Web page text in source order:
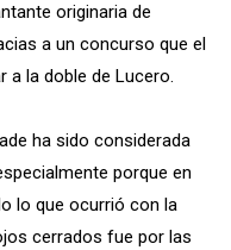
originaria de
a un concurso que el
la doble de Lucero.
ha sido considerada
porque en
lo que ocurrió con la
cerrados fue por las